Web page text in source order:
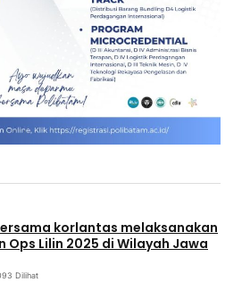
korlantas melaksanakan
Ops Lilin 2025 di Wilayah Jawa
Dilihat